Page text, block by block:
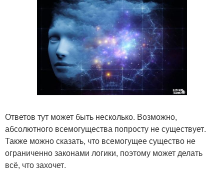
Ответов тут может быть несколько. Возможно,
абсолютного всемогущества попросту не существует.
Также можно сказать, что всемогущее существо не
ограниченно законами логики, поэтому может делать
всё, что захочет.